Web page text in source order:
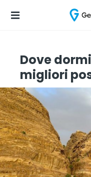
Dove
migliori